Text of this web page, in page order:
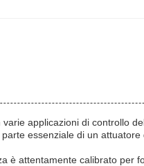
applicazioni di controllo
essenziale di un attuatore
è attentamente calibrato per